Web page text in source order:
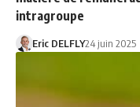
intragroupe
Eric DELFLY24 juin 2025